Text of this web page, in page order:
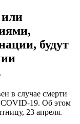
будут
в случае смерти
COVID-19. Об этом
23 апреля.